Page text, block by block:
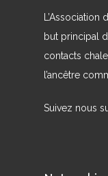
but principal
contacts
l’ancêtre
Suivez nous